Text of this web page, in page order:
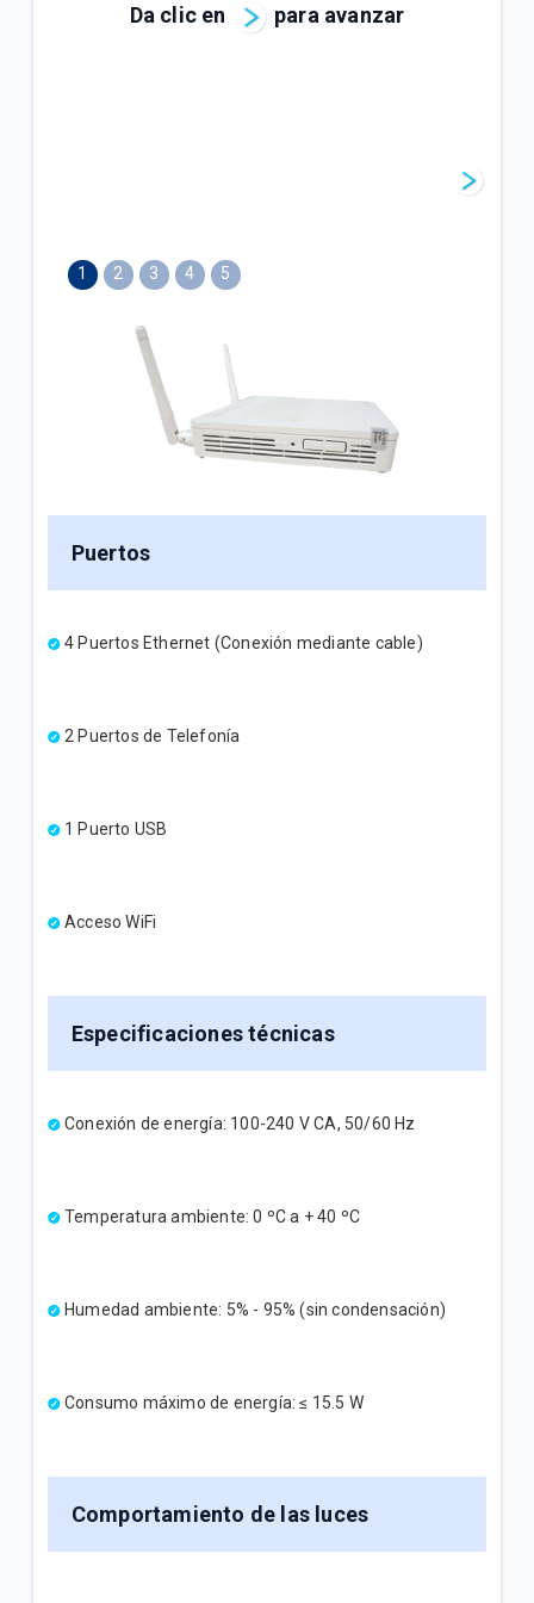
Da clic en para avanzar
1 2 3 4 5
Puertos
4 Puertos Ethernet (Conexión mediante cable)
2 Puertos de Telefonía
1 Puerto USB
Acceso WiFi
Especificaciones técnicas
Conexión de energía: 100-240 V CA, 50/60 Hz
Temperatura ambiente: 0 ºC a + 40 ºC
Humedad ambiente: 5% - 95% (sin condensación)
Consumo máximo de energía: ≤ 15.5 W
Comportamiento de las luces